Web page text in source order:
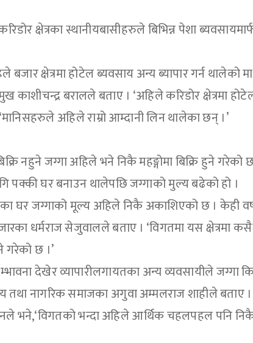
क्षेत्रका स्थानीयबासीहरुले बिभिन्न पेशा
क्षेत्रमा होटेल ब्यवसाय अन्य ब्यापार गर्न थालेको
काशीचन्द्र बरालले बताए । ‘अहिले करिडोर क्षेत्रमा
अहिले राम्रो आम्दानी लिन थालेका छन् ।’
नहुने जग्गा अहिले भने निकै महङ्गोमा बिक्रि हुने गरेको छ
पक्की घर बनाउन थालेपछि जग्गाको मुल्य बढेको हो ।
घर जग्गाको मूल्य अहिले निकै अकाशिएको छ । केही
धर्मराज सेजुवालले बताए । ‘विगतमा यस क्षेत्रमा
गरेको छ ।’
देखेर व्यापारीलगायतका अन्य व्यवसायीले जग्गा
तथा नागरिक समाजका अगुवा अम्मलराज शाहीले बताए
भने,‘विगतको भन्दा अहिले आर्थिक चहलपहल पनि